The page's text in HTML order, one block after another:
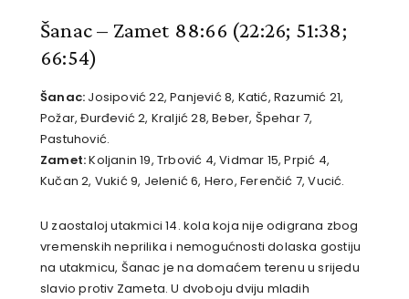
Šanac – Zamet 88:66 (22:26; 51:38;
66:54)
Šanac: Josipović 22, Panjević 8, Katić, Razumić 21,
Požar, Đurđević 2, Kraljić 28, Beber, Špehar 7,
Pastuhović.
Zamet:Koljanin 19, Trbović 4, Vidmar 15, Prpić 4,
Kučan 2, Vukić 9, Jelenić 6, Hero, Ferenčić 7, Vucić.
U zaostaloj utakmici 14. kola koja nije odigrana zbog
vremenskih neprilika i nemogućnosti dolaska gostiju
na utakmicu, Šanac je na domaćem terenu u srijedu
slavio protiv Zameta. U dvoboju dviju mladih